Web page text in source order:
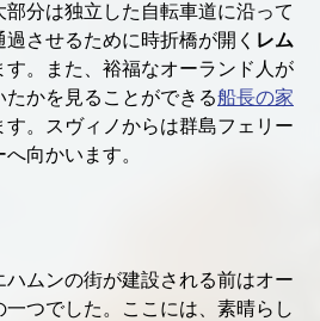
部分は独立した自転車道に沿って
させるために時折橋が開く レム
す。また、裕福なオーランド人が
かを見ることができる船長の家
す。スヴィノからは群島フェリー
向かいます。
ムンの街が建設される前はオー
つでした。ここには、素晴らし